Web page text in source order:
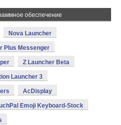
обеспечение
Nova Launcher
Plus Messenger
Z Launcher Beta
Launcher 3
AcDisplay
Emoji Keyboard-Stock